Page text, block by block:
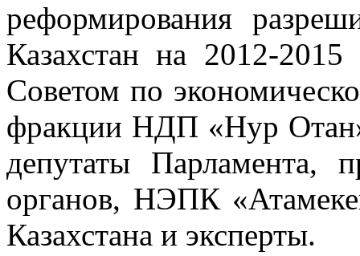
реформирования
Казахстан на 2012-2015
Советом по
фракции НДП «Нур
депутаты Парламента,
органов, НЭПК
Казахстана и эксперты.